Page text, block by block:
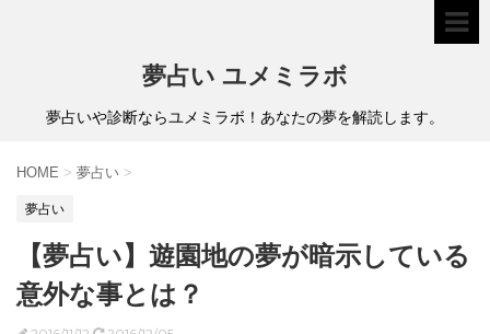
夢占い ユメミラボ
夢占いや診断ならユメミラボ！あなたの夢を解読します。
HOME > 夢占い >
夢占い
【夢占い】遊園地の夢が暗示している
意外な事とは？